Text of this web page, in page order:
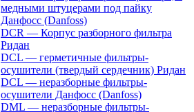
медными штуцерами под пайку
Данфосс (Danfoss)
DCR — Корпус разборного фильтра
Ридан
DCL — герметичные фильтры-
осушители (твердый сердечник) Ридан
DCL — неразборные фильтры-
осушители Данфосс (Danfoss)
DML — неразборные фильтры-